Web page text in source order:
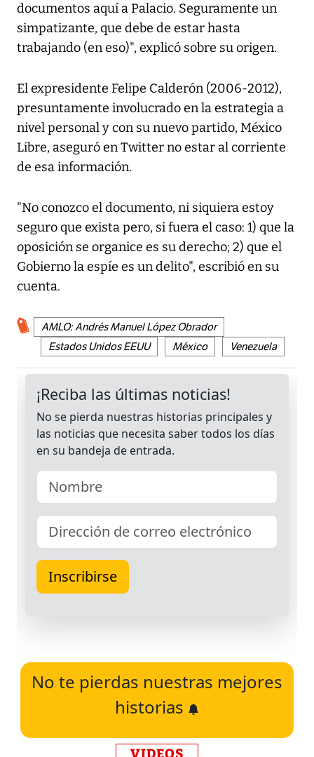
documentos aquí a Palacio. Seguramente un
simpatizante, que debe de estar hasta
trabajando (en eso)", explicó sobre su origen.
El expresidente Felipe Calderón (2006-2012),
presuntamente involucrado en la estrategia a
nivel personal y con su nuevo partido, México
Libre, aseguró en Twitter no estar al corriente
de esa información.
"No conozco el documento, ni siquiera estoy
seguro que exista pero, si fuera el caso: 1) que la
oposición se organice es su derecho; 2) que el
Gobierno la espíe es un delito", escribió en su
cuenta.
AMLO: Andrés Manuel López Obrador
Estados Unidos EEUU
México Venezuela
No te pierdas nuestras mejores
historias